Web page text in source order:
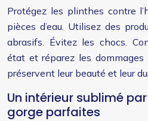
Protégez les plinthes contre
pièces d’eau. Utilisez des
abrasifs. Évitez les chocs.
état et réparez les dommages
préservent leur beauté et leur
Un intérieur sublimé
gorge parfaites